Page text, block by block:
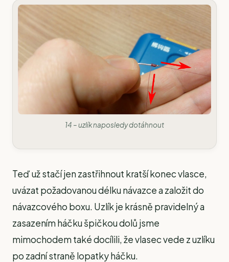
14 – uzlík naposledy dotáhnout
Teď už stačí jen zastřihnout kratší konec vlasce,
uvázat požadovanou délku návazce a založit do
návazcového boxu. Uzlík je krásně pravidelný a
zasazením háčku špičkou dolů jsme
mimochodem také docílili, že vlasec vede z uzlíku
po zadní straně lopatky háčku.